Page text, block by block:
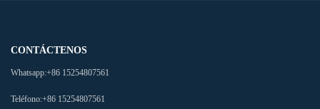
CONTÁCTENOS
Whatsapp:+86 15254807561
Teléfono:+86 15254807561